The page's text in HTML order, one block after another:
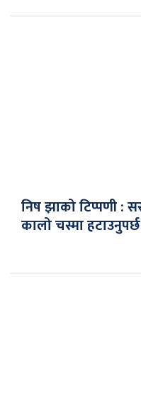
निष झाको टिप्पणी :
कालो चस्मा हटाउनुपर्छ